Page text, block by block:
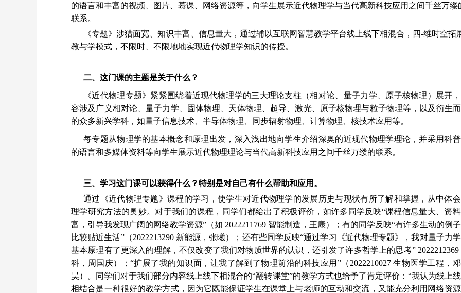
的语言和丰富的视频、图片、慕课、网络资源等，向学生展示近代物理学与当代高新科技应用之间千丝万缕
联系。
《专题》涉猎面宽、知识丰富、信息量大，通过辅以互联网智慧教学平台线上线下相混合，四-维时空拓
教与学模式，不限时、不限地地实现近代物理学知识的传授。
二、这门课的主题是关于什么？
《近代物理专题》紧紧围绕着近现代物理学的三大理论支柱（相对论、量子力学、原子核物理）展开
容涉及广义相对论、量子力学、固体物理、天体物理、超导、激光、原子核物理与粒子物理等，以及衍生
的众多新兴学科，如量子信息技术、半导体物理、同步辐射物理、计算物理、核技术应用等。
每专题从物理学的基本概念和原理出发，深入浅出地向学生介绍深奥的近现代物理学理论，并采用科
的语言和多媒体资料等向学生展示近代物理理论与当代高新科技应用之间千丝万缕的联系。
三、学习这门课可以获得什么？特别是对自己有什么帮助和应用。
通过《近代物理专题》课程的学习，使学生对近代物理学的发展历史与现状有所了解和掌握，从中体
理学研究方法的奥妙。对于我们的课程，同学们都给出了积极评价，如许多同学反映“课程信息量大、资
富，引导我发现广阔的网络教学资源”（如 2022211769 智能制造，王康）；有的同学反映“有许多生动的例子
比较贴近生活”（2022213290 新能源，张曦）；还有些同学反映“通过学习《近代物理专题》，我对量子力
基本原理有了更深入的理解，不仅改变了我们对物质世界的认识，还引发了许多哲学上的思考” 2022212369
科，周国庆）；“扩展了我的知识面，让我了解到了物理前沿的科技应用”（2022210027 生物医学工程，
昊）。同学们对于我们部分内容线上线下相混合的“翻转课堂”的教学方式也给予了肯定评价：“我认为线上
相结合是一种很好的教学方式，因为它既能保证学生在课堂上与老师的互动和交流，又能充分利用网络资